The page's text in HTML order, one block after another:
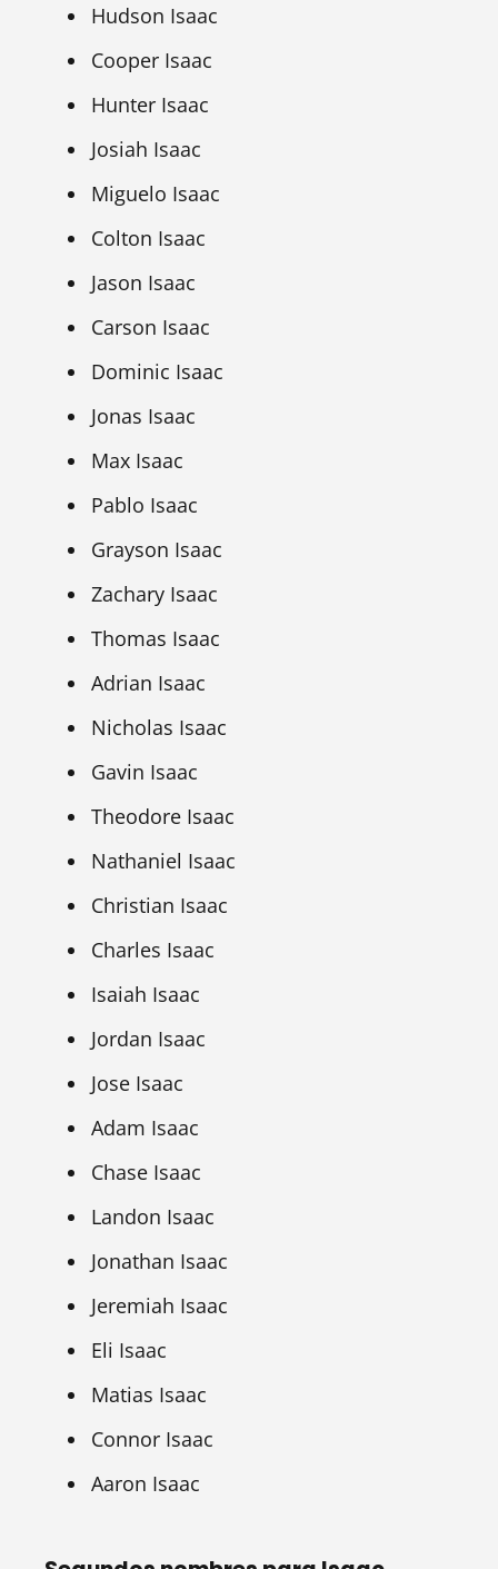
Hudson Isaac
Cooper Isaac
Hunter Isaac
Josiah Isaac
Miguelo Isaac
Colton Isaac
Jason Isaac
Carson Isaac
Dominic Isaac
Jonas Isaac
Max Isaac
Pablo Isaac
Grayson Isaac
Zachary Isaac
Thomas Isaac
Adrian Isaac
Nicholas Isaac
Gavin Isaac
Theodore Isaac
Nathaniel Isaac
Christian Isaac
Charles Isaac
Isaiah Isaac
Jordan Isaac
Jose Isaac
Adam Isaac
Chase Isaac
Landon Isaac
Jonathan Isaac
Jeremiah Isaac
Eli Isaac
Matias Isaac
Connor Isaac
Aaron Isaac